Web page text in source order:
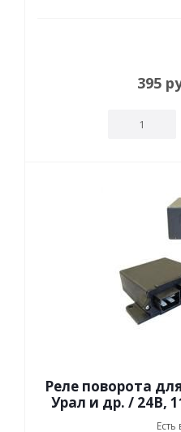
395
Реле поворота
Урал и др. / 24В,